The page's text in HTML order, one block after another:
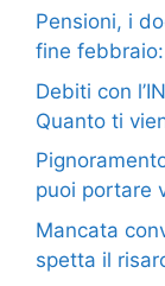
Pensioni, i
fine febbraio:
Debiti con
Quanto ti
puoi portare
Mancata
spetta il